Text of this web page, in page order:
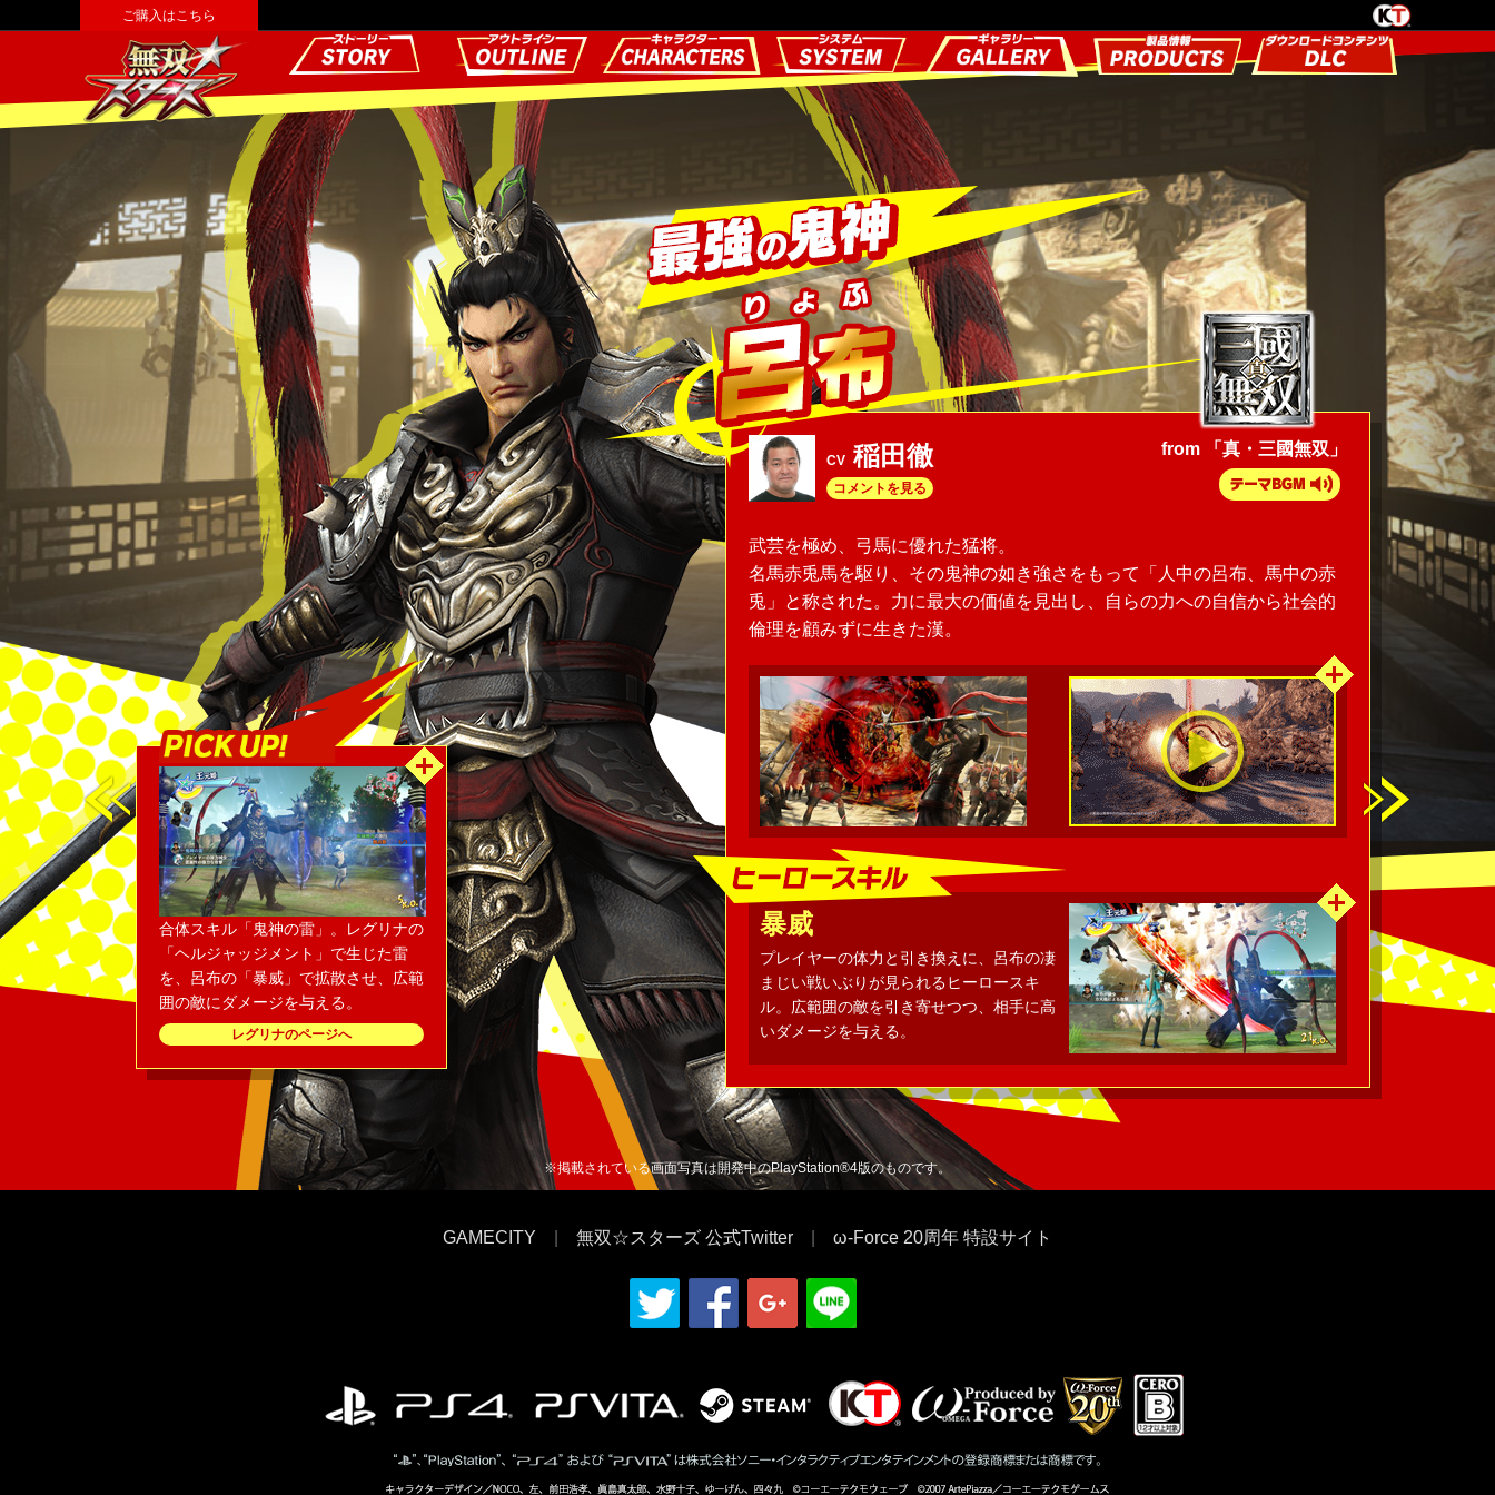
ご購入はこちら
CV 稲田徹
コメントを見る
from 「真・三國無双」
武芸を極め、弓馬に優れた猛将。
名馬赤兎馬を駆り、その鬼神の如き強さをもって「人中の呂布、馬中の赤
兎」と称された。力に最大の価値を見出し、自らの力への自信から社会的
倫理を顧みずに生きた漢。
暴威
プレイヤーの体力と引き換えに、呂布の凄
まじい戦いぶりが見られるヒーロースキ
ル。広範囲の敵を引き寄せつつ、相手に高
いダメージを与える。
合体スキル「鬼神の雷」。レグリナの
「ヘルジャッジメント」で生じた雷
を、呂布の「暴威」で拡散させ、広範
囲の敵にダメージを与える。
レグリナのページへ
※掲載されている画面写真は開発中のPlayStation®4版のものです。
GAMECITY 無双☆スターズ 公式Twitter ω-Force 20周年 特設サイト